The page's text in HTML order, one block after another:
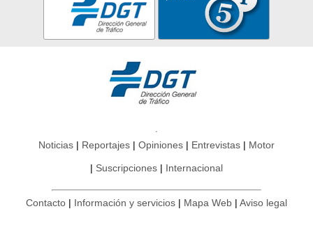
Noticias Reportajes Opiniones Entrevistas Motor
Suscripciones Internacional
Contacto Información y servicios Mapa Web Aviso legal